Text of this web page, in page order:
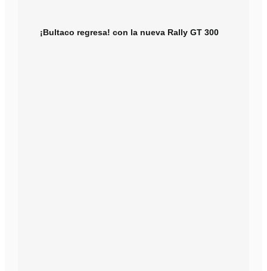
¡Bultaco regresa! con la nueva Rally GT 300